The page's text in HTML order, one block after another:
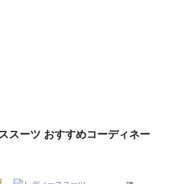
スーツ おすすめコーディネー